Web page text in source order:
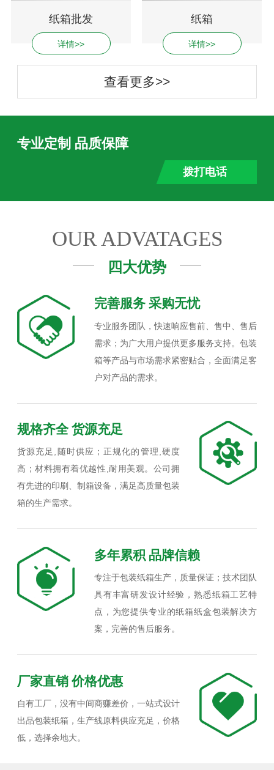
纸箱批发
详情>>
纸箱
详情>>
查看更多>>
专业定制 品质保障
拨打电话
OUR ADVATAGES
四大优势
完善服务 采购无忧
专业服务团队，快速响应售前、售中、售后
需求；为广大用户提供更多服务支持。包装
箱等产品与市场需求紧密贴合，全面满足客
户对产品的需求。
规格齐全 货源充足
货源充足,随时供应；正规化的管理,硬度
高；材料拥有着优越性,耐用美观。公司拥
有先进的印刷、制箱设备，满足高质量包装
箱的生产需求。
多年累积 品牌信赖
专注于包装纸箱生产，质量保证；技术团队
具有丰富研发设计经验，熟悉纸箱工艺特
点，为您提供专业的纸箱纸盒包装解决方
案，完善的售后服务。
厂家直销 价格优惠
自有工厂，没有中间商赚差价，一站式设计
出品包装纸箱，生产线原料供应充足，价格
低，选择余地大。